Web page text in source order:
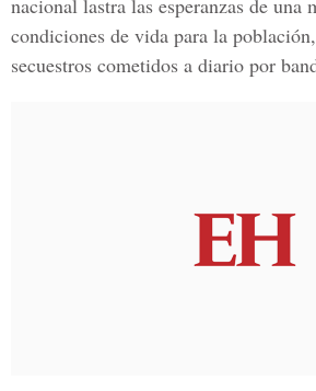
nacional lastra las esperanzas de una
condiciones de vida para la
secuestros cometidos a diario por